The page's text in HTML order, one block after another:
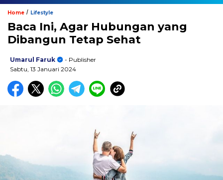
Home / Lifestyle
Baca Ini, Agar Hubungan yang
Dibangun Tetap Sehat
Umarul Faruk
- Publisher
Sabtu, 13 Januari 2024